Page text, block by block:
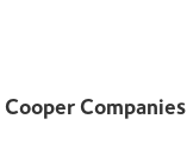
Companies